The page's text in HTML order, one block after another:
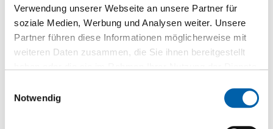
Verwendung unserer Webseite an unsere Partner für
soziale Medien, Werbung und Analysen weiter. Unsere
Partner führen diese Informationen möglicherweise mit
weiteren Daten zusammen, die Sie ihnen bereitgestellt
Notwendig
Holz-Kunststoff-Verbundwerkstoff (WPC)
Gruppiert
Produkte
- Megawood Unterkonstruktion grau 60/40 mm -
Lieferbar innert 1-2 Wochen